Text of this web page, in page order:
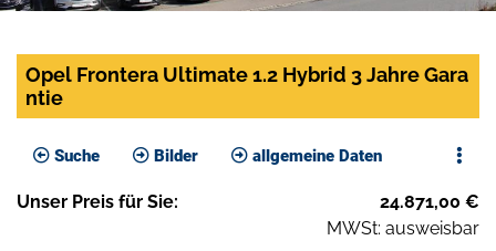
Opel Frontera Ultimate 1.2 Hybrid 3 Jahre Gara
ntie
Suche Bilder allgemeine Daten
Unser Preis für Sie: 24.871,00 €
MWSt: ausweisbar